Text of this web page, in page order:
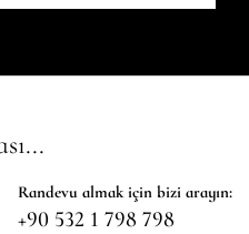
Randevu almak için bizi arayın:
+90 532 1 798 798